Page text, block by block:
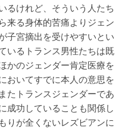
るけれど、そういう人たち
来る身体的苦痛よりジェン
子宮摘出を受けやすいとい
いるトランス男性たちは既
かのジェンダー肯定医療を
おいてすでに本人の意思を
たトランスジェンダーであ
成功していることも関係し
りが全くないレズビアンに